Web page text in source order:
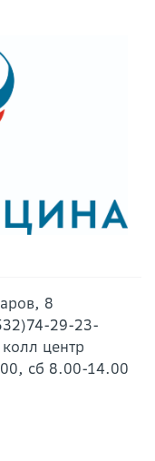
8
29-23-
центр
сб 8.00-14.00